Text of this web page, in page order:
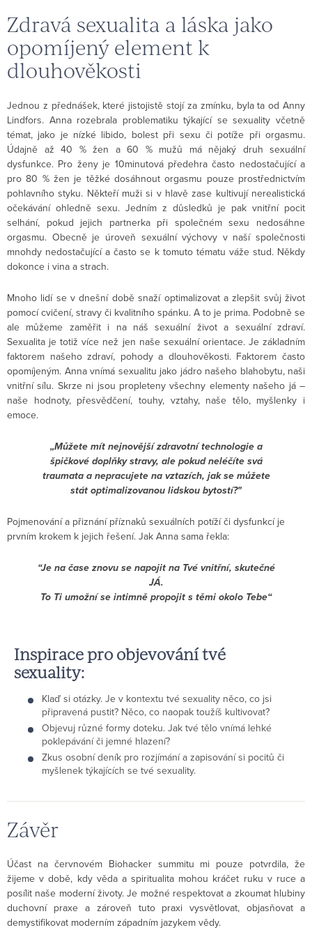
Zdravá sexualita a láska jako
opomíjený element k
dlouhověkosti
Jednou z přednášek, které jistojistě stojí za zmínku, byla ta od Anny
Lindfors. Anna rozebrala problematiku týkající se sexuality včetně
témat, jako je nízké libido, bolest při sexu či potíže při orgasmu.
Údajně až 40 % žen a 60 % mužů má nějaký druh sexuální
dysfunkce. Pro ženy je 10minutová předehra často nedostačující a
pro 80 % žen je těžké dosáhnout orgasmu pouze prostřednictvím
pohlavního styku. Někteří muži si v hlavě zase kultivují nerealistická
očekávání ohledně sexu. Jedním z důsledků je pak vnitřní pocit
selhání, pokud jejich partnerka při společném sexu nedosáhne
orgasmu. Obecně je úroveň sexuální výchovy v naší společnosti
mnohdy nedostačující a často se k tomuto tématu váže stud. Někdy
dokonce i vina a strach.
Mnoho lidí se v dnešní době snaží optimalizovat a zlepšit svůj život
pomocí cvičení, stravy či kvalitního spánku. A to je prima. Podobně se
ale můžeme zaměřit i na náš sexuální život a sexuální zdraví.
Sexualita je totiž více než jen naše sexuální orientace. Je základním
faktorem našeho zdraví, pohody a dlouhověkosti. Faktorem často
opomíjeným. Anna vnímá sexualitu jako jádro našeho blahobytu, naši
vnitřní sílu. Skrze ni jsou propleteny všechny elementy našeho já –
naše hodnoty, přesvědčení, touhy, vztahy, naše tělo, myšlenky i
emoce.
„Můžete mít nejnovější zdravotní technologie a
špičkové doplňky stravy, ale pokud neléčíte svá
traumata a nepracujete na vztazích, jak se můžete
stát optimalizovanou lidskou bytostí?"
Pojmenování a přiznání příznaků sexuálních potíží či dysfunkcí je
prvním krokem k jejich řešení. Jak Anna sama řekla:
“Je na čase znovu se napojit na Tvé vnitřní, skutečné
JÁ.
To Ti umožní se intimně propojit s těmi okolo Tebe“
Inspirace pro objevování tvé
sexuality:
Klaď si otázky. Je v kontextu tvé sexuality něco, co jsi
připravená pustit? Něco, co naopak toužíš kultivovat?
Objevuj různé formy doteku. Jak tvé tělo vnímá lehké
poklepávání či jemné hlazení?
Zkus osobní deník pro rozjímání a zapisování si pocitů či
myšlenek týkajících se tvé sexuality.
Závěr
Účast na červnovém Biohacker summitu mi pouze potvrdila, že
žijeme v době, kdy věda a spiritualita mohou kráčet ruku v ruce a
posílit naše moderní životy. Je možné respektovat a zkoumat hlubiny
duchovní praxe a zároveň tuto praxi vysvětlovat, objasňovat a
demystifikovat moderním západním jazykem vědy.